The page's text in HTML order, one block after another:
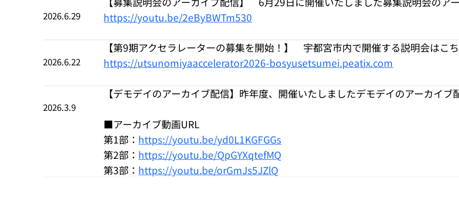
2026.6.29
https://youtu.be/2eByBWTm530
2026.6.22
【第9期アクセラレーターの募集を開始！】 宇都宮市内で開催する説明会はこ
https://utsunomiyaaccelerator2026-bosyusetsumei.peatix.com
2026.3.9
【デモデイのアーカイブ配信】昨年度、開催いたしましたデモデイのアーカイ
■アーカイブ動画URL
第1部： https://youtu.be/yd0L1KGFGGs
第2部： https://youtu.be/QpGYXqtefMQ
第3部： https://youtu.be/orGmJs5JZlQ